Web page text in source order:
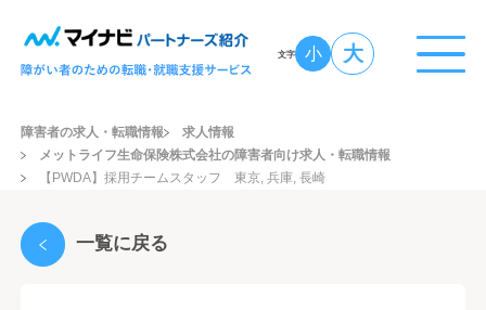
文字 小 大
障害者の求人・転職情報
求人情報
メットライフ生命保険株式会社の障害者向け求人・転職情報
【PWDA】採用チームスタッフ 東京, 兵庫, 長崎
一覧に戻る